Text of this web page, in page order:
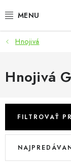
na
AKCIE
LED
MICROGREENS
Hnojivá
Hnojivá
FILTROVAŤ
V
R